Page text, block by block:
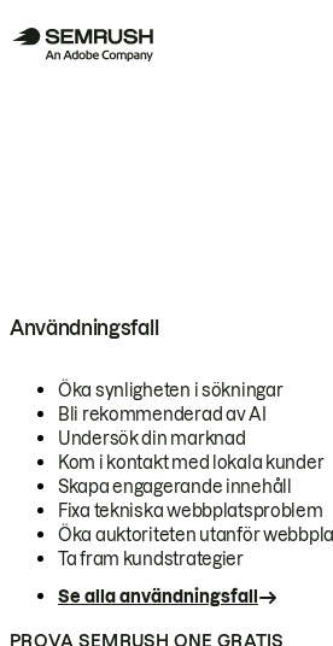
Användningsfall
Öka synligheten i sökningar
Bli rekommenderad av AI
Undersök din marknad
Kom i kontakt med lokala kunder
Skapa engagerande innehåll
Fixa tekniska webbplatsproblem
Öka auktoriteten utanför
Ta fram kundstrategier
Se alla användningsfall
PROVA SEMRUSH ONE GRATIS